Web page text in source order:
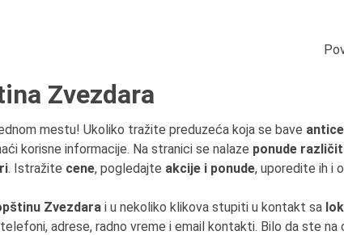
Zvezdara
mestu! Ukoliko tražite preduzeća koja se bave
korisne informacije. Na stranici se nalaze ponude
. Istražite cene, pogledajte akcije i ponude, uporedite ih i
Zvezdara i u nekoliko klikova stupiti u kontakt sa
adrese, radno vreme i email kontakti. Bilo da ste na